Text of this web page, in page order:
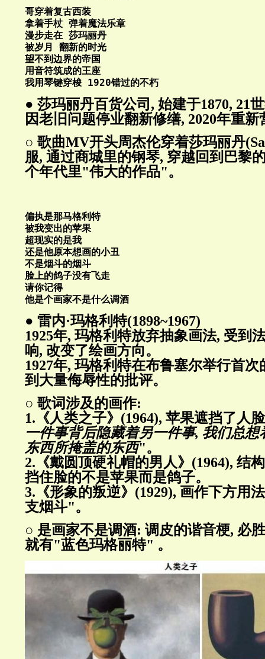
哥穿着复古西装
拿着手杖 弹着魔法乐章
漫步走在 莎玛丽丹
被岁月 翻新的时光
望不到边界的帝国
用音符筑成的王座
我用琴键穿梭 1920错过的不朽
● 莎玛丽丹百货公司, 始建于1870, 21
因老旧问题停业翻新修缮, 2020年重新
○ 歌曲MV开头周杰伦穿着莎玛丽丹
服, 通过商城里的钢琴, 穿越回到巴黎
个年代里"伟大的作品"。
偏执是那马格利特
被我变出的苹果
超现实的是我
还是他原本想画的小丑
不是烟斗的烟斗
脸上的鸽子没有飞走
请你记得
他是个画家不是什么调酒
● 雷内·玛格利特(1898~1967)
1925年, 玛格利特放弃抽象画法, 受到
响, 改变了绘画方向。
1927年, 玛格利特在布鲁塞尔举行首
到大量侮辱性的批评。
○ 歌词涉及的画作:
1.《人类之子》(1964), 苹果遮挡了人
一件事背后隐藏着另一件事, 我们总
东西所掩盖的东西"。
2.《戴圆顶硬礼帽的男人》(1964), 结
挡住脸的不是苹果而是鸽子。
3.《形象的叛逆》(1929), 画作下方用
支烟斗"。
○ 是画家不是调酒: 调皮的谐音梗, 必
就有"蓝色玛格丽特" 。